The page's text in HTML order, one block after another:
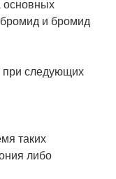
основных
и бромид
при следующих
таких
либо